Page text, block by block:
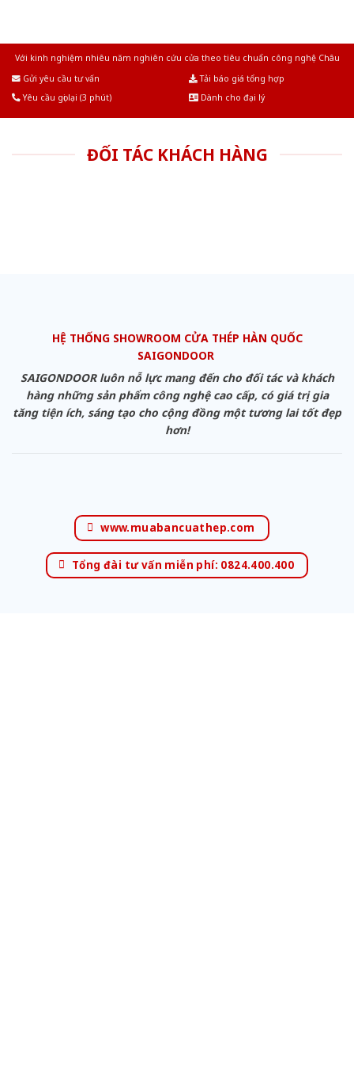
Với kinh nghiệm nhiêu năm nghiên cứu cửa theo tiêu chuẩn công nghệ Châu
Gửi yêu cầu tư vấn
Tải báo giá tổng hợp
Yêu cầu gọi lại (3 phút)
Dành cho đại lý
ĐỐI TÁC KHÁCH HÀNG
HỆ THỐNG SHOWROOM CỬA THÉP HÀN QUỐC
SAIGONDOOR
SAIGONDOOR luôn nỗ lực mang đến cho đối tác và khách
hàng những sản phẩm công nghệ cao cấp, có giá trị gia
tăng tiện ích, sáng tạo cho cộng đồng một tương lai tốt đẹp
hơn!
www.muabancuathep.com
Tổng đài tư vấn miễn phí: 0824.400.400